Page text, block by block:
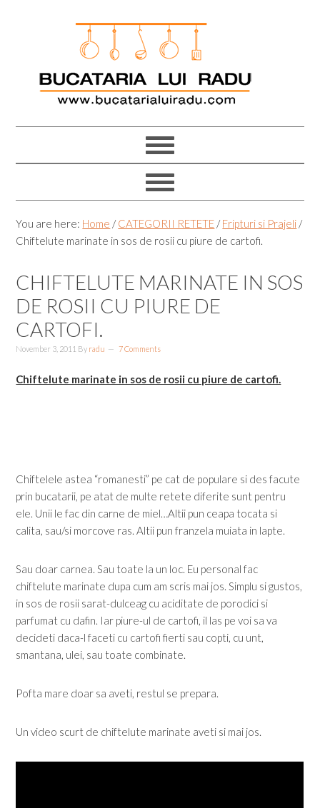
You are here: Home / CATEGORII RETETE / Fripturi si Prajeli /
Chiftelute marinate in sos de rosii cu piure de cartofi.
CHIFTELUTE MARINATE IN SOS
DE ROSII CU PIURE DE
CARTOFI.
November 3, 2011 By radu 7 Comments
Chiftelute marinate in sos de rosii cu piure de cartofi.
Chiftelele astea “romanesti” pe cat de populare si des facute
prin bucatarii, pe atat de multe retete diferite sunt pentru
ele. Unii le fac din carne de miel…Altii pun ceapa tocata si
calita, sau/si morcove ras. Altii pun franzela muiata in lapte.
Sau doar carnea. Sau toate la un loc. Eu personal fac
chiftelute marinate dupa cum am scris mai jos. Simplu si gustos,
in sos de rosii sarat-dulceag cu aciditate de porodici si
parfumat cu dafin. Iar piure-ul de cartofi, il las pe voi sa va
decideti daca-l faceti cu cartofi fierti sau copti, cu unt,
smantana, ulei, sau toate combinate.
Pofta mare doar sa aveti, restul se prepara.
Un video scurt de chiftelute marinate aveti si mai jos.